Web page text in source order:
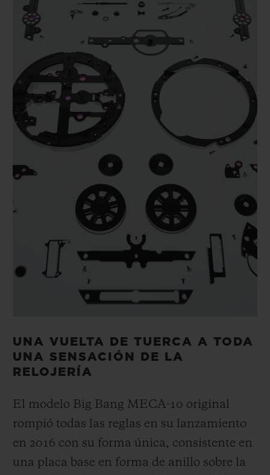
UNA VUELTA DE TUERCA A TODA
UNA SENSACIÓN DE LA
RELOJERÍA
El modelo Big Bang MECA-10 original
rompió todas las reglas en su lanzamiento
en 2016 con su forma única, consistente en
una placa base en forma de anillo sobre la